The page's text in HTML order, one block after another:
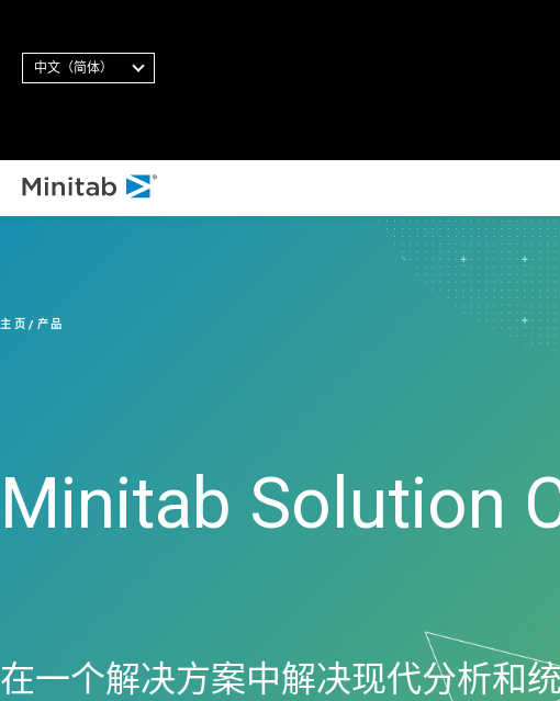
中文（简体）
所有解决方
分析
统计
统
可
离
主页 产品
Minitab Solution
在一个解决方案中解决现代分析和